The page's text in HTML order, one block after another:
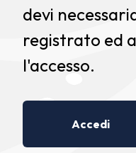
devi
registrato ed
l'accesso.
Accedi